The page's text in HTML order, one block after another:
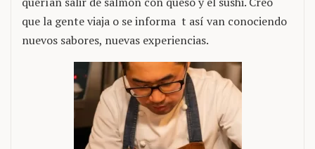
que la gente viaja o se informa t así van conociendo
nuevos sabores, nuevas experiencias.